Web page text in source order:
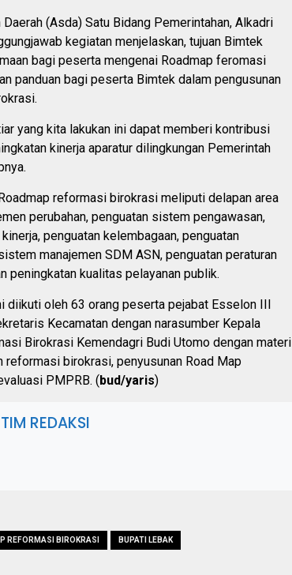
(Asda) Satu Bidang Pemerintahan, Alkadri
kegiatan menjelaskan, tujuan Bimtek
bagi peserta mengenai Roadmap feromasi
panduan bagi peserta Bimtek dalam pengusunan
yang kita lakukan ini dapat memberi kontribusi
kinerja aparatur dilingkungan Pemerintah
reformasi birokrasi meliputi delapan area
perubahan, penguatan sistem pengawasan,
penguatan kelembagaan, penguatan
manajemen SDM ASN, penguatan peraturan
peningkatan kualitas pelayanan publik.
diikuti oleh 63 orang peserta pejabat Esselon III
Kecamatan dengan narasumber Kepala
Birokrasi Kemendagri Budi Utomo dengan materi
reformasi birokrasi, penyusunan Road Map
PMPRB. (bud/yaris)
TIM REDAKSI
REFORMASI BIROKRASI BUPATI LEBAK